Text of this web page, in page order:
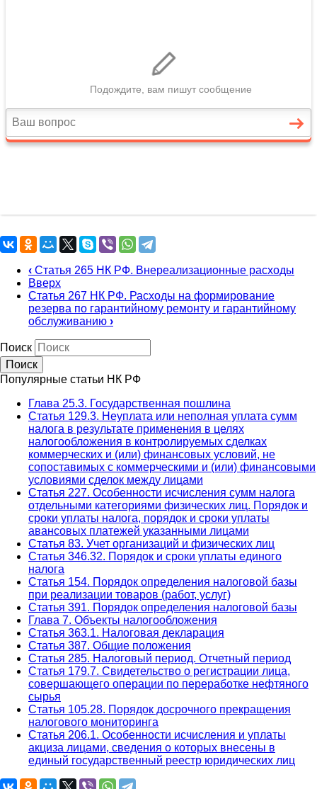
‹ Статья 265 НК РФ. Внереализационные расходы
Вверх
Статья 267 НК РФ. Расходы на формирование
резерва по гарантийному ремонту и гарантийному
обслуживанию ›
Поиск
Популярные статьи НК РФ
Глава 25.3. Государственная пошлина
Статья 129.3. Неуплата или неполная уплата сумм
налога в результате применения в целях
налогообложения в контролируемых сделках
коммерческих и (или) финансовых условий, не
сопоставимых с коммерческими и (или) финансовыми
условиями сделок между лицами
Статья 227. Особенности исчисления сумм налога
отдельными категориями физических лиц. Порядок и
сроки уплаты налога, порядок и сроки уплаты
авансовых платежей указанными лицами
Статья 83. Учет организаций и физических лиц
Статья 346.32. Порядок и сроки уплаты единого
налога
Статья 154. Порядок определения налоговой базы
при реализации товаров (работ, услуг)
Статья 391. Порядок определения налоговой базы
Глава 7. Объекты налогообложения
Статья 363.1. Налоговая декларация
Статья 387. Общие положения
Статья 285. Налоговый период. Отчетный период
Статья 179.7. Свидетельство о регистрации лица,
совершающего операции по переработке нефтяного
сырья
Статья 105.28. Порядок досрочного прекращения
налогового мониторинга
Статья 206.1. Особенности исчисления и уплаты
акциза лицами, сведения о которых внесены в
единый государственный реестр юридических лиц